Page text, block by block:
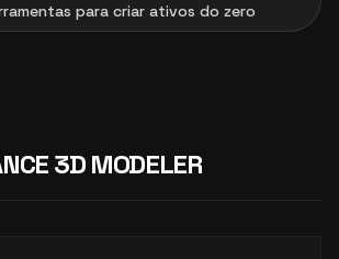
para criar ativos do zero
3D MODELER